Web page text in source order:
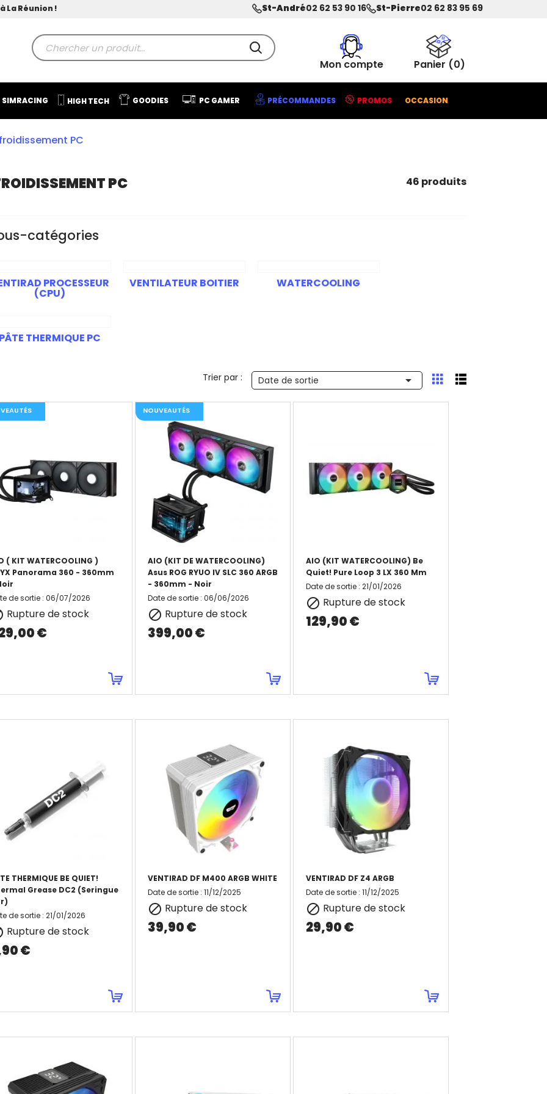
La Réunion ! St-André02 62 53 90 16 St-Pierre02 62 83 95 69
Mon compte Panier (0)
SIMRACING HIGH TECH GOODIES PC GAMER PRÉCOMMANDES PROMOS OCCASION
PC
(1)
PC 46 produits
catégories
PROCESSEUR
(CPU)
VENTILATEUR BOITIER WATERCOOLING
THERMIQUE PC
Trier par : Date de sortie 
( KIT WATERCOOLING )
Panorama 360 - 360mm
de sortie: 06/07/2026
Rupture de stock
€
AIO (KIT DE WATERCOOLING)
Asus ROG RYUO IV SLC 360 ARGB
- 360mm - Noir
Date de sortie: 06/06/2026
 Rupture de stock
399,00 €
NOUVEAUTÉS
AIO (KIT WATERCOOLING) Be
Quiet! Pure Loop 3 LX 360 Mm
Date de sortie: 21/01/2026
 Rupture de stock
129,90 €
THERMIQUE BE QUIET!
Grease DC2 (Seringue
de sortie: 21/01/2026
Rupture de stock
€
VENTIRAD DF M400 ARGB WHITE
Date de sortie: 11/12/2025
 Rupture de stock
39,90 €
VENTIRAD DF Z4 ARGB
Date de sortie: 11/12/2025
 Rupture de stock
29,90 €